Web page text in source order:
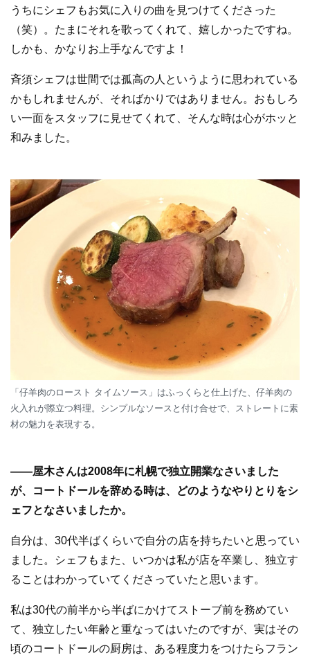
うちにシェフもお気に入りの曲を見つけてくださった
（笑）。たまにそれを歌ってくれて、嬉しかったですね。
しかも、かなりお上手なんですよ！
斉須シェフは世間では孤高の人というように思われている
かもしれませんが、そればかりではありません。おもしろ
い一面をスタッフに見せてくれて、そんな時は心がホッと
和みました。
「仔羊肉のロースト タイムソース」はふっくらと仕上げた、仔羊肉の
火入れが際立つ料理。シンプルなソースと付け合せで、ストレートに素
材の魅力を表現する。
——屋木さんは2008年に札幌で独立開業なさいました
が、コートドールを辞める時は、どのようなやりとりをシ
ェフとなさいましたか。
自分は、30代半ばくらいで自分の店を持ちたいと思ってい
ました。シェフもまた、いつかは私が店を卒業し、独立す
ることはわかっていてくださっていたと思います。
私は30代の前半から半ばにかけてストーブ前を務めてい
て、独立したい年齢と重なってはいたのですが、実はその
頃のコートドールの厨房は、ある程度力をつけたらフラン